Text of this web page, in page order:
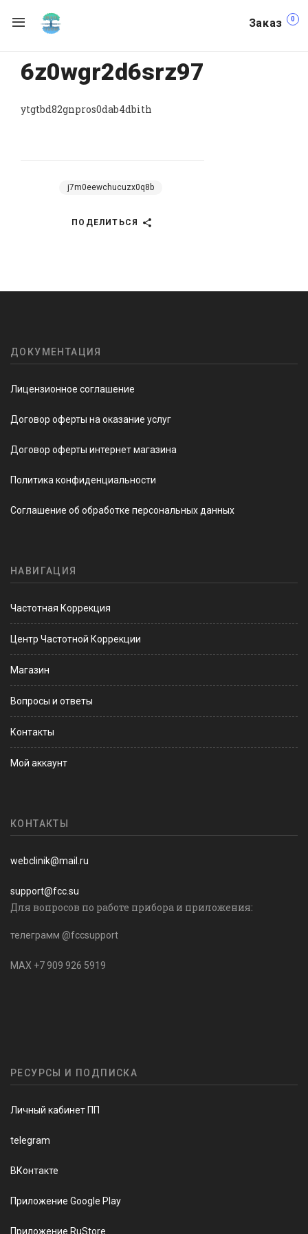
Заказ 0
6z0wgr2d6srz97
ytgtbd82gnpros0dab4dbith
j7m0eewchucuzx0q8b
ПОДЕЛИТЬСЯ
ДОКУМЕНТАЦИЯ
Лицензионное соглашение
Договор оферты на оказание услуг
Договор оферты интернет магазина
Политика конфиденциальности
Соглашение об обработке персональных данных
НАВИГАЦИЯ
Частотная Коррекция
Центр Частотной Коррекции
Магазин
Вопросы и ответы
Контакты
Мой аккаунт
КОНТАКТЫ
webclinik@mail.ru
support@fcc.su
Для вопросов по работе прибора и приложения:
телеграмм @fccsupport
MAX +7 909 926 5919
РЕСУРСЫ И ПОДПИСКА
Личный кабинет ПП
telegram
ВКонтакте
Приложение Google Play
Приложение RuStore